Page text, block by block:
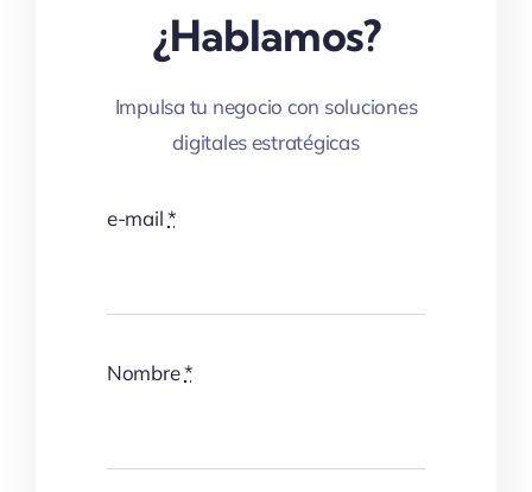
¿Hablamos?
Impulsa tu negocio con soluciones
digitales estratégicas
e-mail*
Nombre*